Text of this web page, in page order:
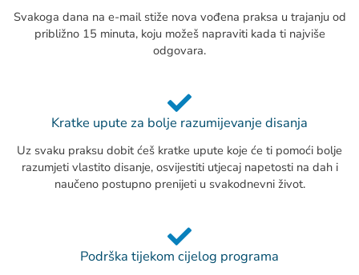
Svakoga dana na e-mail stiže nova vođena praksa u trajanju od
približno 15 minuta, koju možeš napraviti kada ti najviše
odgovara.
Kratke upute za bolje razumijevanje disanja
Uz svaku praksu dobit ćeš kratke upute koje će ti pomoći bolje
razumjeti vlastito disanje, osvijestiti utjecaj napetosti na dah i
naučeno postupno prenijeti u svakodnevni život.
Podrška tijekom cijelog programa